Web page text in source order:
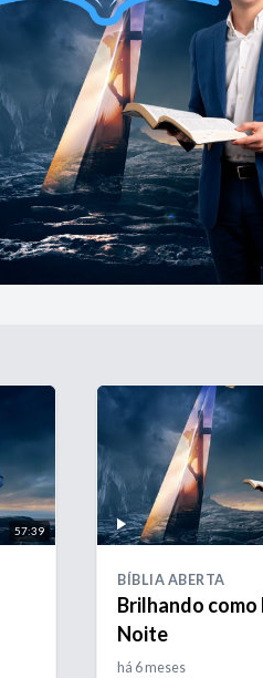
57:39
BÍBLIA ABERTA
Brilhando como
Noite
há 6 meses